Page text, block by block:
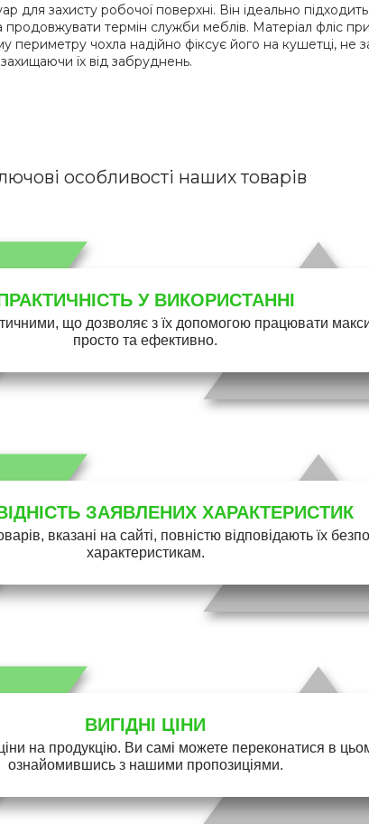
для захисту робочої поверхні. Він ідеально
продовжувати термін служби меблів. Матеріал фліс
периметру чохла надійно фіксує його на кушетці,
їх від забруднень.
особливості наших товарів
У ВИКОРИСТАННІ
що дозволяє з їх допомогою працювати
просто та ефективно.
ЗАЯВЛЕНИХ ХАРАКТЕРИСТИК
вказані на сайті, повністю відповідають їх
характеристикам.
ВИГІДНІ ЦІНИ
на продукцію. Ви самі можете переконатися в
ознайомившись з нашими пропозиціями.